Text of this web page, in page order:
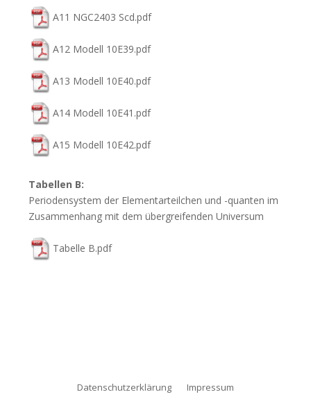
A11 NGC2403 Scd.pdf
A12 Modell 10E39.pdf
A13 Modell 10E40.pdf
A14 Modell 10E41.pdf
A15 Modell 10E42.pdf
Tabellen B:
Periodensystem der Elementarteilchen und -quanten im
Zusammenhang mit dem übergreifenden Universum
Tabelle B.pdf
Datenschutzerklärung Impressum